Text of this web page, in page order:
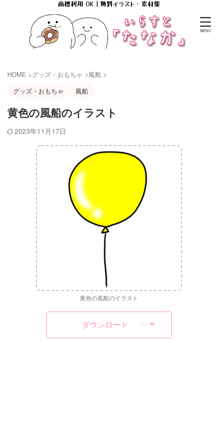
商標利用 OK｜無料イラスト・素材集
HOME >グッズ・おもちゃ >風船 >
グッズ・おもちゃ
風船
黄色の風船のイラスト
2023年11月17日
黄色の風船のイラスト
ダウンロード